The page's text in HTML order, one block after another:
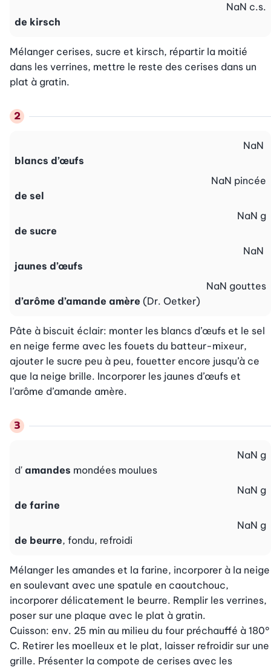
de kirsch
NaN c.s.
Mélanger cerises, sucre et kirsch, répartir la moitié
dans les verrines, mettre le reste des cerises dans un
plat à gratin.
blancs d’œufs
NaN
de sel
NaN pincée
de sucre
NaN g
jaunes d’œufs
NaN
d’arôme d’amande amère (Dr. Oetker)
NaN gouttes
Pâte à biscuit éclair: monter les blancs d’œufs et le sel
en neige ferme avec les fouets du batteur-mixeur,
ajouter le sucre peu à peu, fouetter encore jusqu’à ce
que la neige brille. Incorporer les jaunes d’œufs et
l’arôme d’amande amère.
d' amandes mondées moulues
NaN g
de farine
NaN g
de beurre, fondu, refroidi
NaN g
Mélanger les amandes et la farine, incorporer à la neige
en soulevant avec une spatule en caoutchouc,
incorporer délicatement le beurre. Remplir les verrines,
poser sur une plaque avec le plat à gratin.
Cuisson: env. 25 min au milieu du four préchauffé à 180°
C. Retirer les moelleux et le plat, laisser refroidir sur une
grille. Présenter la compote de cerises avec les